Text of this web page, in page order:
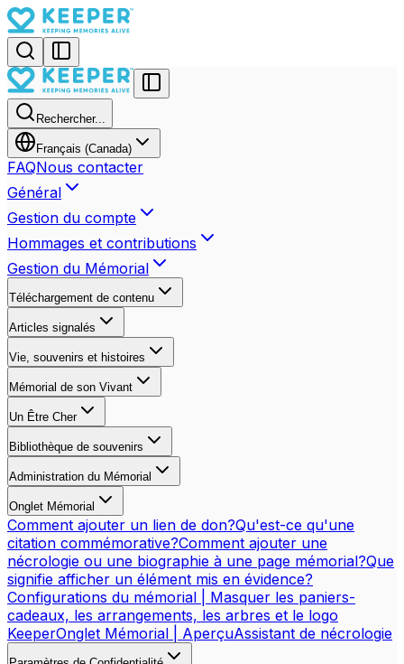
Rechercher...
Français (Canada)
FAQNous contacter
Général
Gestion du compte
Hommages et contributions
Gestion du Mémorial
Téléchargement de contenu
Articles signalés
Vie, souvenirs et histoires
Mémorial de son Vivant
Un Être Cher
Bibliothèque de souvenirs
Administration du Mémorial
Onglet Mémorial
Comment ajouter un lien de don?Qu'est-ce qu'une
citation commémorative?Comment ajouter une
nécrologie ou une biographie à une page mémorial?Que
signifie afficher un élément mis en évidence?
Configurations du mémorial | Masquer les paniers-
cadeaux, les arrangements, les arbres et le logo
KeeperOnglet Mémorial | AperçuAssistant de nécrologie